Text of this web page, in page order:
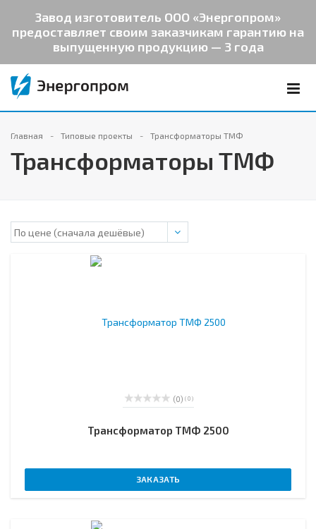
Завод изготовитель ООО «Энергопром»
предоставляет своим заказчикам гарантию на
выпущенную продукцию — 3 года
Главная Типовые проекты Трансформаторы ТМФ
Трансформаторы ТМФ
(0) ( 0 )
Трансформатор ТМФ 2500
ЗАКАЗАТЬ